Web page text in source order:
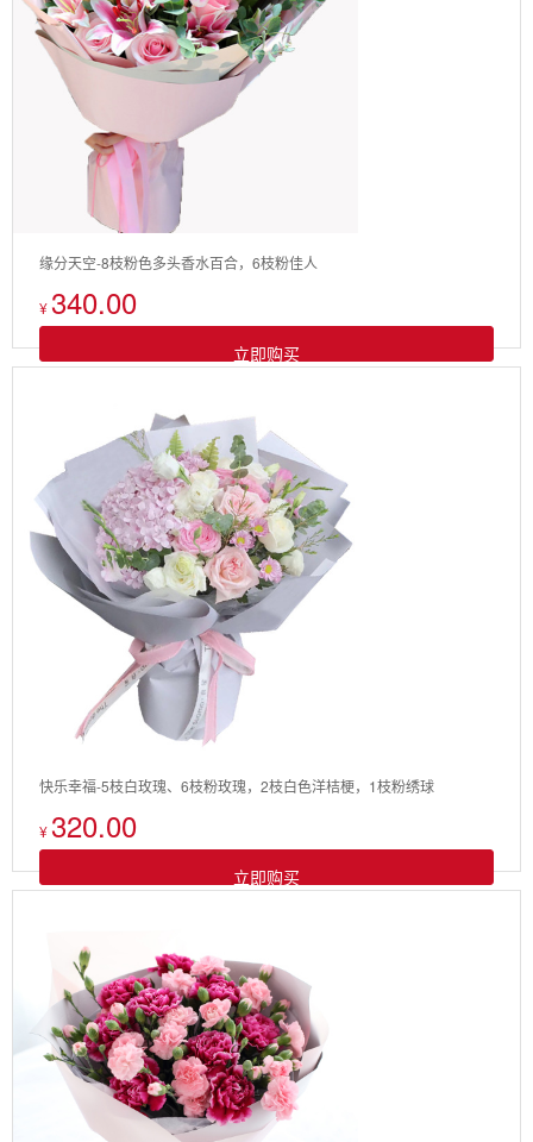
缘分天空-8枝粉色多头香水百合，6枝粉佳人
¥ 340.00
立即购买
快乐幸福-5枝白玫瑰、6枝粉玫瑰，2枝白色洋桔梗，1枝粉绣球
¥ 320.00
立即购买